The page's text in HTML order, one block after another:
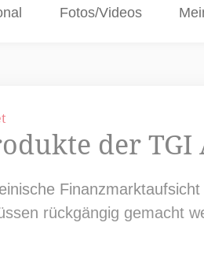
Fotos/Videos
der TGI
rückgängig gemacht